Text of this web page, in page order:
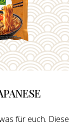
für euch. Diese